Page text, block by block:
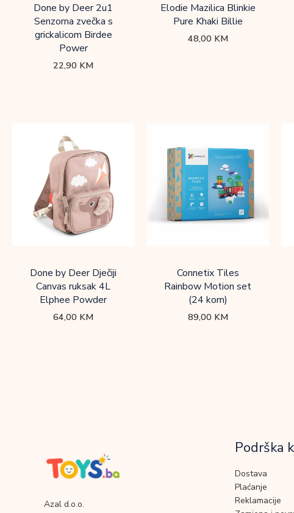
Done by Deer 2u1
Senzorna zvečka s
grickalicom Birdee
Power
22,90 KM
Elodie Mazilica Blinkie
Pure Khaki Billie
48,00 KM
Done by Deer Dječiji
Canvas ruksak 4L
Elphee Powder
64,00 KM
Connetix Tiles
Rainbow Motion set
(24 kom)
89,00 KM
Azal d.o.o.
Podrška
Dostava
Plaćanje
Reklamacije